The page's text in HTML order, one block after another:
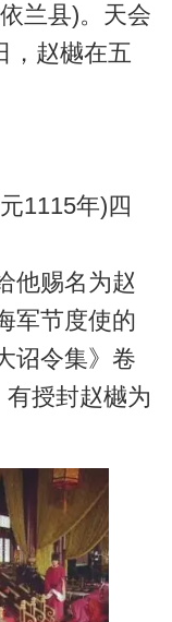
兰县)。天会
，赵樾在五
1115年)四
赐名为赵
军节度使的
诏令集》卷
有授封赵樾为